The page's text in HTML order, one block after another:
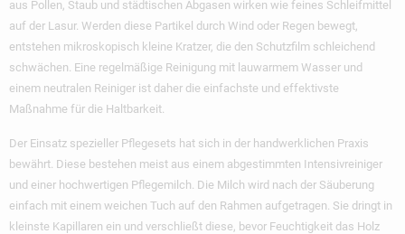
aus Pollen, Staub und städtischen Abgasen wirken wie feines Schleifmittel
auf der Lasur. Werden diese Partikel durch Wind oder Regen bewegt,
entstehen mikroskopisch kleine Kratzer, die den Schutzfilm schleichend
schwächen. Eine regelmäßige Reinigung mit lauwarmem Wasser und
einem neutralen Reiniger ist daher die einfachste und effektivste
Maßnahme für die Haltbarkeit.
Der Einsatz spezieller Pflegesets hat sich in der handwerklichen Praxis
bewährt. Diese bestehen meist aus einem abgestimmten Intensivreiniger
und einer hochwertigen Pflegemilch. Die Milch wird nach der Säuberung
einfach mit einem weichen Tuch auf den Rahmen aufgetragen. Sie dringt in
kleinste Kapillaren ein und verschließt diese, bevor Feuchtigkeit das Holz